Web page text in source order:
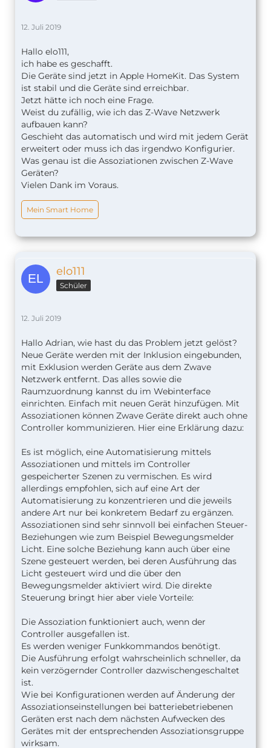
12. Juli 2019
Hallo elo111,
ich habe es geschafft.
Die Geräte sind jetzt in Apple HomeKit. Das System
ist stabil und die Geräte sind erreichbar.
Jetzt hätte ich noch eine Frage.
Weist du zufällig, wie ich das Z-Wave Netzwerk
aufbauen kann?
Geschieht das automatisch und wird mit jedem Gerät
erweitert oder muss ich das irgendwo Konfigurier.
Was genau ist die Assoziationen zwischen Z-Wave
Geräten?
Vielen Dank im Voraus.
Mein Smart Home
elo111
Schüler
12. Juli 2019
Hallo Adrian, wie hast du das Problem jetzt gelöst?
Neue Geräte werden mit der Inklusion eingebunden,
mit Exklusion werden Geräte aus dem Zwave
Netzwerk entfernt. Das alles sowie die
Raumzuordnung kannst du im Webinterface
einrichten. Einfach mit neuen Gerät hinzufügen. Mit
Assoziationen können Zwave Geräte direkt auch ohne
Controller kommunizieren. Hier eine Erklärung dazu:
Es ist möglich, eine Automatisierung mittels
Assoziationen und mittels im Controller
gespeicherter Szenen zu vermischen. Es wird
allerdings empfohlen, sich auf eine Art der
Automatisierung zu konzentrieren und die jeweils
andere Art nur bei konkretem Bedarf zu ergänzen.
Assoziationen sind sehr sinnvoll bei einfachen Steuer-
Beziehungen wie zum Beispiel Bewegungsmelder
Licht. Eine solche Beziehung kann auch über eine
Szene gesteuert werden, bei deren Ausführung das
Licht gesteuert wird und die über den
Bewegungsmelder aktiviert wird. Die direkte
Steuerung bringt hier aber viele Vorteile:
Die Assoziation funktioniert auch, wenn der
Controller ausgefallen ist.
Es werden weniger Funkkommandos benötigt.
Die Ausführung erfolgt wahrscheinlich schneller, da
kein verzögernder Controller dazwischengeschaltet
ist.
Wie bei Konfigurationen werden auf Änderung der
Assoziationseinstellungen bei batteriebetriebenen
Geräten erst nach dem nächsten Aufwecken des
Gerätes mit der entsprechenden Assoziationsgruppe
wirksam.